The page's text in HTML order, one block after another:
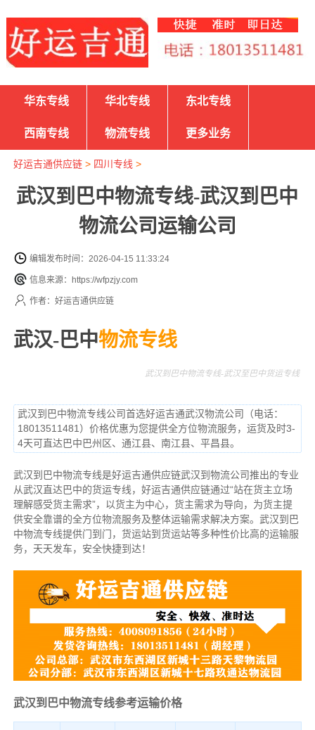
华东专线 华北专线 东北专线
西南专线 物流专线 更多业务
好运吉通供应链> 四川专线 >
武汉到巴中物流专线-武汉到巴中
物流公司运输公司
编辑发布时间：2026-04-15 11:33:24
信息来源：https://wfpzjy.com
作者：好运吉通供应链
武汉-巴中物流专线
武汉到巴中物流专线-武汉至巴中货运专线
武汉到巴中物流专线公司首选好运吉通武汉物流公司（电话：
18013511481）价格优惠为您提供全方位物流服务，运货及时3-
4天可直达巴中巴州区、通江县、南江县、平昌县。
武汉到巴中物流专线是好运吉通供应链武汉到物流公司推出的专业
从武汉直达巴中的货运专线，好运吉通供应链通过“站在货主立场
理解感受货主需求”，以货主为中心，货主需求为导向，为货主提
供安全靠谱的全方位物流服务及整体运输需求解决方案。武汉到巴
中物流专线提供门到门，货运站到货运站等多种性价比高的运输服
务，天天发车，安全快捷到达！
武汉到巴中物流专线参考运输价格